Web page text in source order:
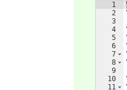
1
2
3
4
5
6
7
8
9
10
11